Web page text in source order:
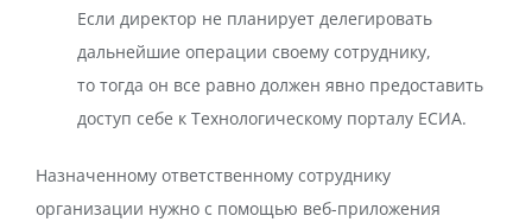
Если директор не планирует делегировать
дальнейшие операции своему сотруднику,
то тогда он все равно должен явно предоставить
доступ себе к Технологическому порталу ЕСИА.
Назначенному ответственному сотруднику
организации нужно с помощью веб-приложения